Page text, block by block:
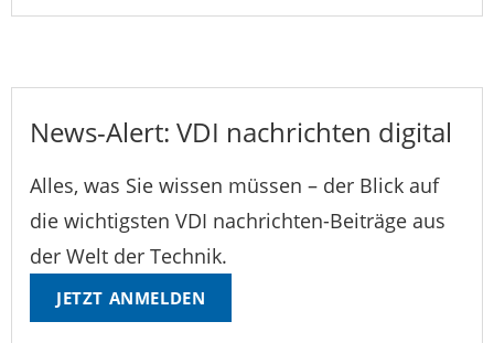
News-Alert: VDI nachrichten digital
Alles, was Sie wissen müssen – der Blick auf
die wichtigsten VDI nachrichten-Beiträge aus
der Welt der Technik.
JETZT ANMELDEN